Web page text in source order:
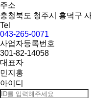
주소
충청북도 청주시 흥덕구
Tel
043-265-0071
사업자등록번호
301-82-14058
대표자
민지홍
아이디